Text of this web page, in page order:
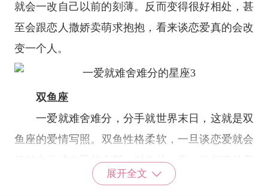
就会一改自己以前的刻薄。反而变得很好相处，甚
至会跟恋人撒娇卖萌求抱抱，看来谈恋爱真的会改
变一个人。
双鱼座
一爱就难舍难分，分手就世界末日，这就是双
鱼座的爱情写照。双鱼性格柔软，一旦谈恋爱就会
把对方当成自己的全部，对象的一举一动都牵动着
双鱼的喜怒哀乐。双鱼们没有太大的要求，只希望
展开全文